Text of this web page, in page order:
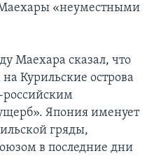
«неуместными
Маехара сказал, что
Курильские острова
российским
Япония именует
гряды,
в последние дни